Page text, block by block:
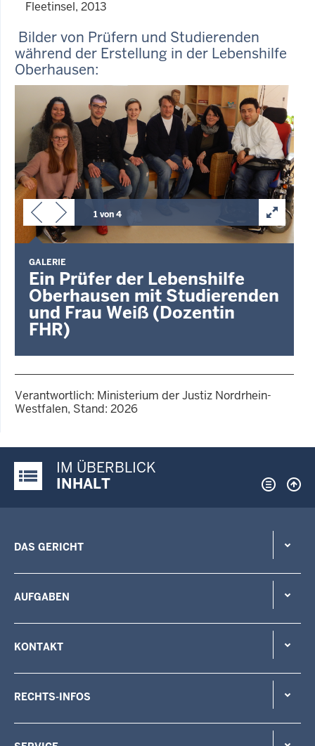
Fleetinsel, 2013
Bilder von Prüfern und Studierenden
während der Erstellung in der Lebenshilfe
Oberhausen:
1 von 4
GALERIE
Ein Prüfer der Lebenshilfe
Oberhausen mit Studierenden
und Frau Weiß (Dozentin
FHR)
Verantwortlich: Ministerium der Justiz Nordrhein-
Westfalen, Stand: 2026
Justiz-Portal im Überblick:
IM ÜBERBLICK
INHALT
DAS GERICHT
AUFGABEN
KONTAKT
RECHTS-INFOS